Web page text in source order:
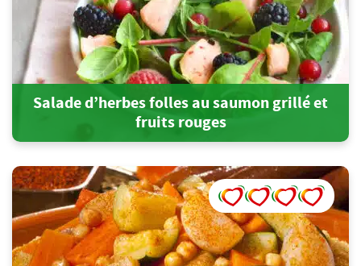
Salade d’herbes folles au saumon grillé et
fruits rouges